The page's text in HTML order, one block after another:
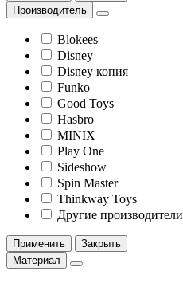
Производитель
Blokees
Disney
Disney копия
Funko
Good Toys
Hasbro
MINIX
Play One
Sideshow
Spin Master
Thinkway Toys
Другие производители
Применить
Закрыть
Материал